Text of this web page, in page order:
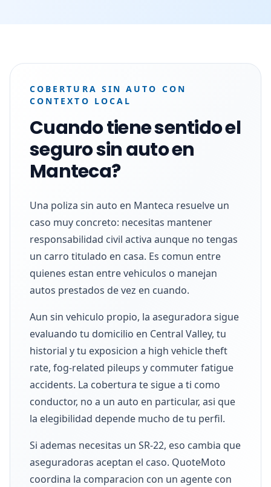
COBERTURA SIN AUTO CON
CONTEXTO LOCAL
Cuando tiene sentido el
seguro sin auto en
Manteca?
Una poliza sin auto en Manteca resuelve un
caso muy concreto: necesitas mantener
responsabilidad civil activa aunque no tengas
un carro titulado en casa. Es comun entre
quienes estan entre vehiculos o manejan
autos prestados de vez en cuando.
Aun sin vehiculo propio, la aseguradora sigue
evaluando tu domicilio en Central Valley, tu
historial y tu exposicion a high vehicle theft
rate, fog-related pileups y commuter fatigue
accidents. La cobertura te sigue a ti como
conductor, no a un auto en particular, asi que
la elegibilidad depende mucho de tu perfil.
Si ademas necesitas un SR-22, eso cambia que
aseguradoras aceptan el caso. QuoteMoto
coordina la comparacion con un agente con